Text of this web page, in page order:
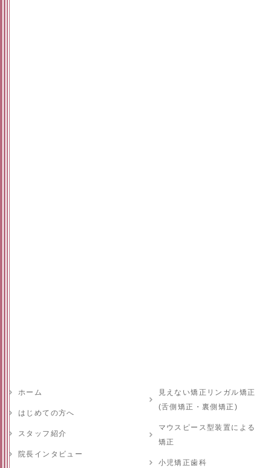
ホーム
はじめての方へ
スタッフ紹介
院長インタビュー
見えない矯正リンガル矯正
(舌側矯正・裏側矯正)
マウスピース型装置による
矯正
小児矯正歯科